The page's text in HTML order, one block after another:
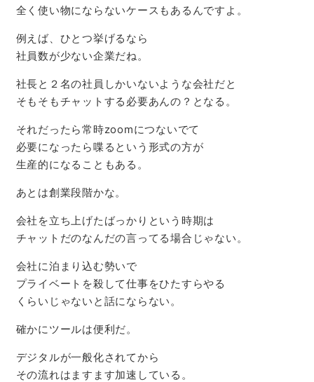
全く使い物にならないケースもあるんですよ。
例えば、ひとつ挙げるなら
社員数が少ない企業だね。
社長と２名の社員しかいないような会社だと
そもそもチャットする必要あんの？となる。
それだったら常時zoomにつないでて
必要になったら喋るという形式の方が
生産的になることもある。
あとは創業段階かな。
会社を立ち上げたばっかりという時期は
チャットだのなんだの言ってる場合じゃない。
会社に泊まり込む勢いで
プライベートを殺して仕事をひたすらやる
くらいじゃないと話にならない。
確かにツールは便利だ。
デジタルが一般化されてから
その流れはますます加速している。